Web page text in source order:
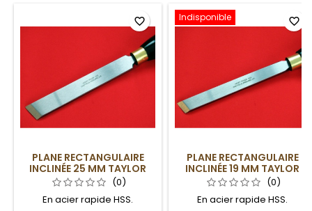
PLANE RECTANGULAIRE
INCLINÉE 25 MM TAYLOR
(0)
En acier rapide HSS.
favorite_border Indisponible
PLANE RECTANGULAIRE
INCLINÉE 19 MM TAYLOR
(0)
En acier rapide HSS.
favorite_border